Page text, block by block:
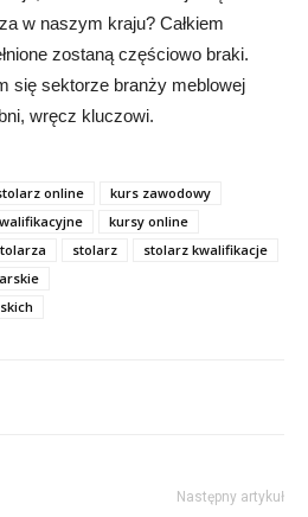
w naszym kraju? Całkiem
zostaną częściowo braki.
się sektorze branży meblowej
wręcz kluczowi.
online
kurs zawodowy
kursy online
stolarz
stolarz kwalifikacje
Następny artykuł